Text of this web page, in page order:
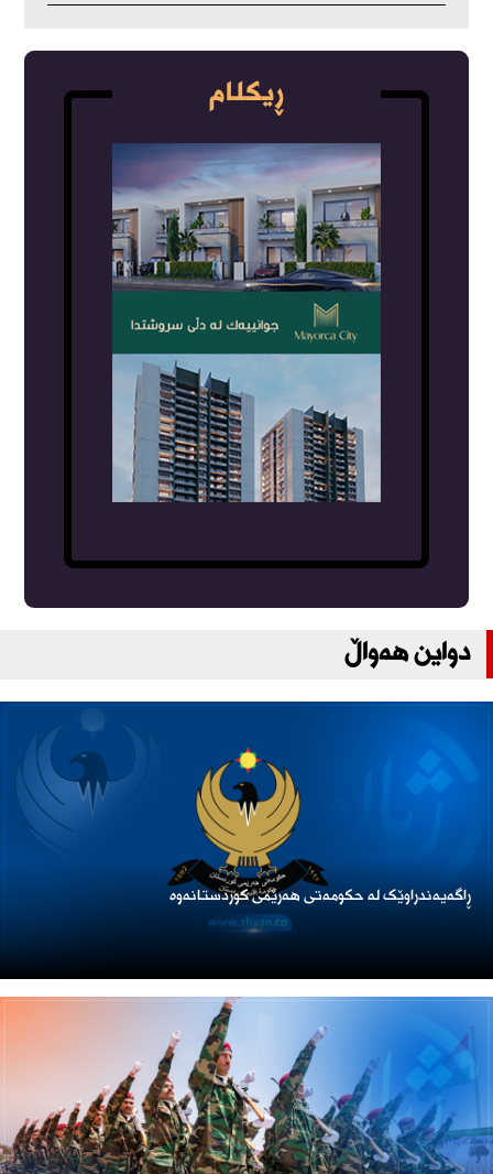
ڕیکلام
دواین هەواڵ
ڕاگەیەندراوێک لە حکومەتی هەرێمی کوردستانەوە